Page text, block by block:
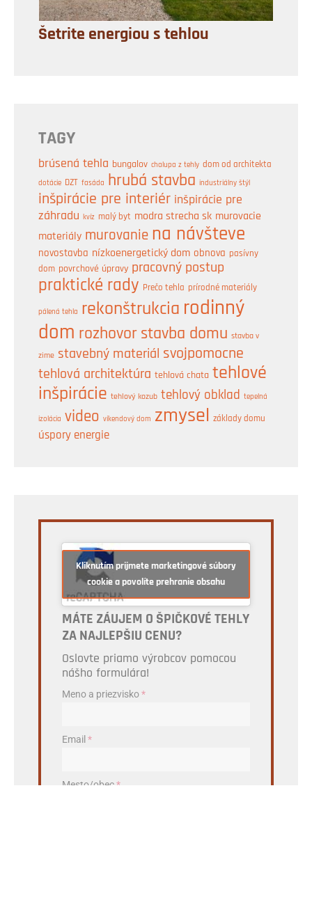
Šetrite energiou s tehlou
TAGY
brúsená tehla bungalov chalupa z tehly dom od architekta
dotácie DZT fasáda hrubá stavba industriálny štýl
inšpirácie pre interiér inšpirácie pre
záhradu
kvíz malý byt modra strecha sk murovacie
materiály murovanie na návšteve
novostavba nízkoenergetický dom obnova pasívny
dom povrchové úpravy pracovný postup
praktické rady Prečo tehla prírodné materiály
pálená tehla rekonštrukcia rodinný
dom rozhovor stavba domu stavba v
zime stavebný materiál svojpomocne
tehlová architektúra tehlová chata tehlové
inšpirácie tehlový kozub tehlový obklad tepelná
izolácia video víkendový dom zmysel základy domu
úspory energie
Kliknutím prijmete marketingové súbory
cookie a povolíte prehranie obsahu
MÁTE ZÁUJEM O ŠPIČKOVÉ TEHLY
ZA NAJLEPŠIU CENU?
Oslovte priamo výrobcov pomocou
nášho formulára!
Meno a priezvisko*
Email*
Mesto/obec*